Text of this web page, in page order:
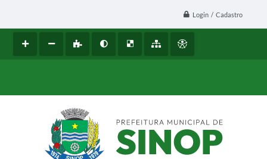
Login / Cadastro